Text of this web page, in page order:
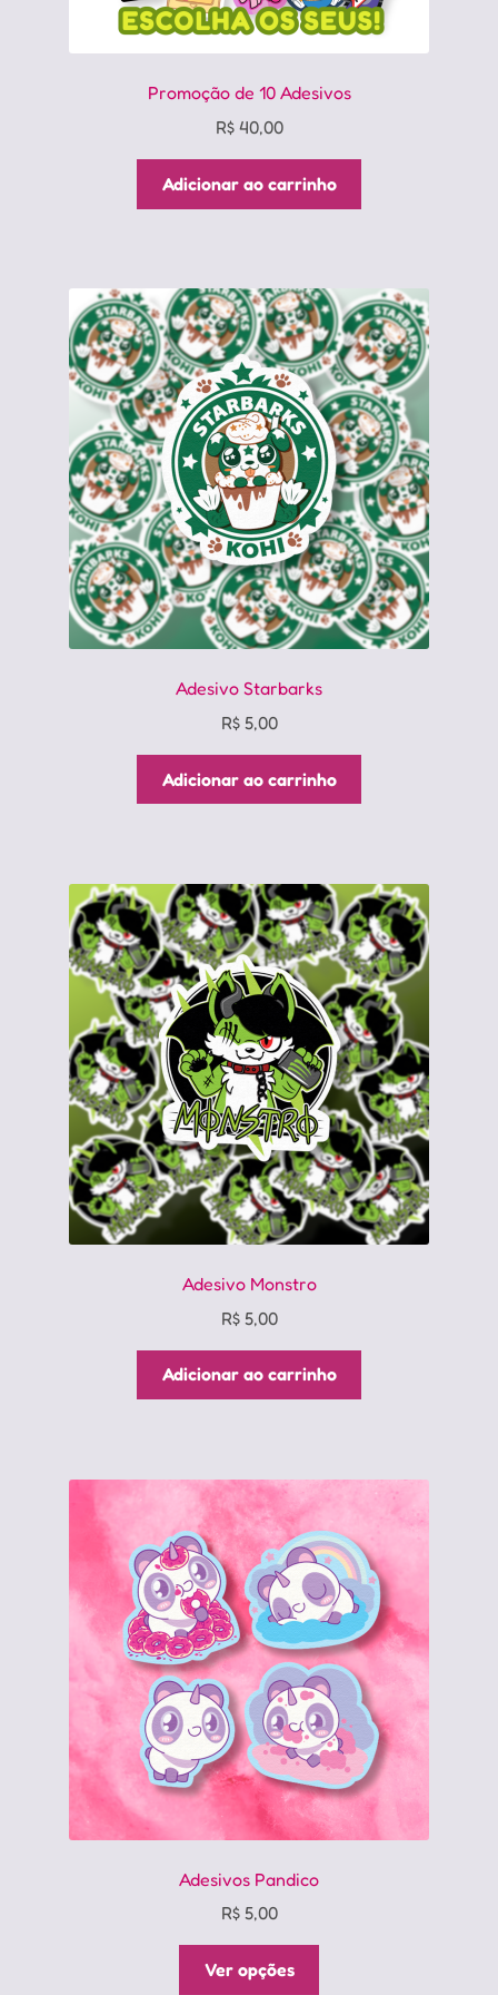
Promoção de 10 Adesivos
R$40,00
Adicionar ao carrinho
Adesivo Starbarks
R$5,00
Adicionar ao carrinho
Adesivo Monstro
R$5,00
Adicionar ao carrinho
Adesivos Pandico
R$5,00
Ver opções